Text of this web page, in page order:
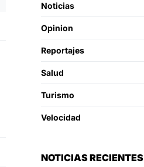
Noticias
Opinion
Reportajes
Salud
Turismo
Velocidad
NOTICIAS RECIENTES